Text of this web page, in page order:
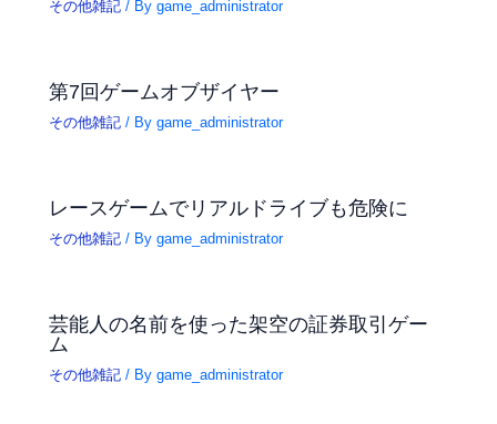
その他雑記 / Bygame_administrator
第7回ゲームオブザイヤー
その他雑記 / Bygame_administrator
レースゲームでリアルドライブも危険に
その他雑記 / Bygame_administrator
芸能人の名前を使った架空の証券取引ゲー
ム
その他雑記 / Bygame_administrator